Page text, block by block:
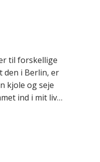
til forskellige
den i Berlin, er
kjole og seje
ind i mit liv…